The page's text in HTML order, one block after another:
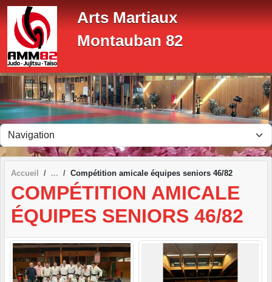
Arts Martiaux
Montauban 82
Accueil Compétition amicale équipes seniors 46/82
COMPÉTITION AMICALE
ÉQUIPES SENIORS 46/82
Panneau de gestion des cookies